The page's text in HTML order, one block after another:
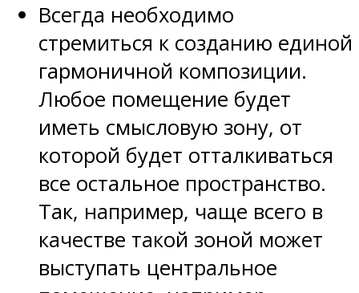
Всегда необходимо
стремиться к созданию единой
гармоничной композиции.
Любое помещение будет
иметь смысловую зону, от
которой будет отталкиваться
все остальное пространство.
Так, например, чаще всего в
качестве такой зоной может
выступать центральное